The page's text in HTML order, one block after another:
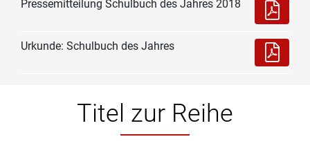
Pressemitteilung Schulbuch des Jahres 2018
Urkunde: Schulbuch des Jahres
Titel zur Reihe